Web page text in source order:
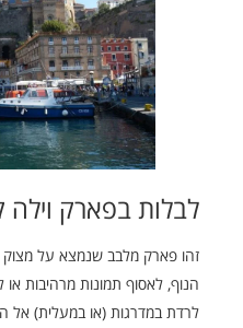
לבלות בפארק וילה
זהו פארק מלבב שנמצא על מצוק
הנוף, לאסוף תמונות מרהיבות
לרדת במדרגות (או במעלית) אל